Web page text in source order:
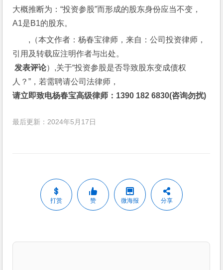
大概推断为：“投资参股”而形成的股东身份应当不变，
A1是B1的股东。
,（本文作者：杨春宝律师，来自：公司投资律师，
引用及转载应注明作者与出处。
发表评论）,关于“投资参股是否导致股东变成债权
人？”，若需聘请公司法律师，
请立即致电杨春宝高级律师：1390 182 6830(咨询勿扰)
最后更新：2024年5月17日
打赏 赞 微海报 分享